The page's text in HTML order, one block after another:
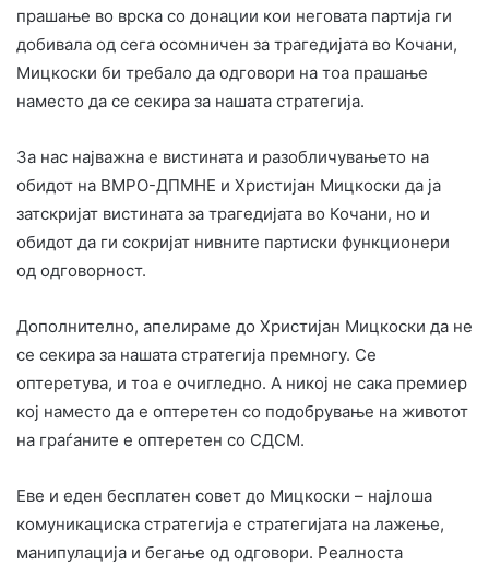
прашање во врска со донации кои неговата партија ги
добивала од сега осомничен за трагедијата во Кочани,
Мицкоски би требало да одговори на тоа прашање
наместо да се секира за нашата стратегија.
За нас најважна е вистината и разобличувањето на
обидот на ВМРО-ДПМНЕ и Христијан Мицкоски да ја
затскријат вистината за трагедијата во Кочани, но и
обидот да ги сокријат нивните партиски функционери
од одговорност.
Дополнително, апелираме до Христијан Мицкоски да не
се секира за нашата стратегија премногу. Се
оптеретува, и тоа е очигледно. А никој не сака премиер
кој наместо да е оптеретен со подобрување на животот
на граѓаните е оптеретен со СДСМ.
Еве и еден бесплатен совет до Мицкоски – најлоша
комуникациска стратегија е стратегијата на лажење,
манипулација и бегање од одговори. Реалноста